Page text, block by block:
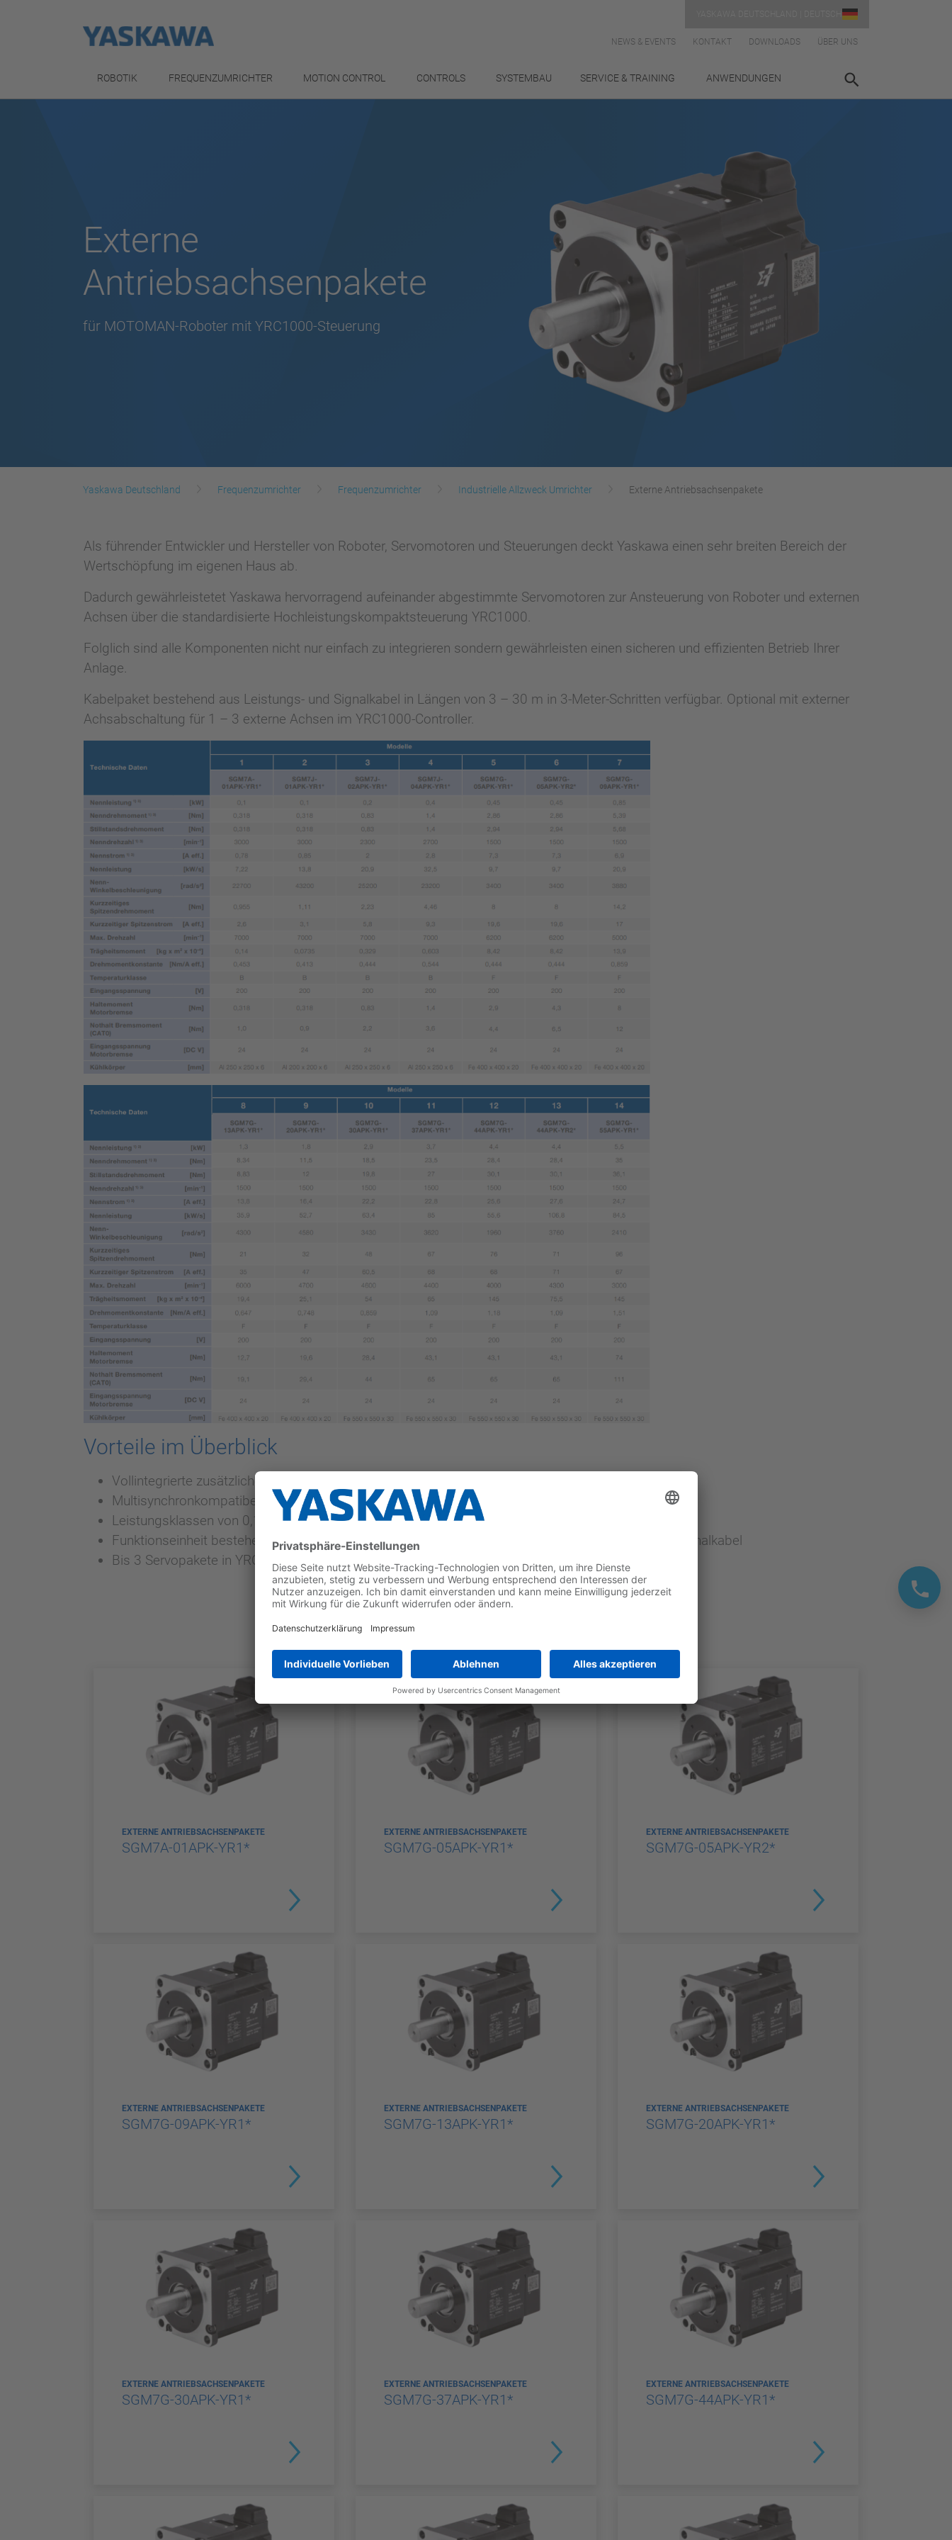
NEWS & EVENTS KONTAKT DOWNLOADS ÜBER UNS
ROBOTIK FREQUENZUMRICHTER MOTION CONTROL CONTROLS SYSTEMBAU SERVICE & TRAINING ANWENDUNGEN
Externe
Antriebsachsenpakete
für MOTOMAN-Roboter mit YRC1000-Steuerung
Yaskawa Deutschland Frequenzumrichter Frequenzumrichter Industrielle Allzweck Umrichter Externe Antriebsachsenpakete
Als führender Entwickler und Hersteller von Roboter, Servomotoren und Steuerungen deckt Yaskawa einen sehr breiten Bereich der
Wertschöpfung im eigenen Haus ab.
Dadurch gewährleistetet Yaskawa hervorragend aufeinander abgestimmte Servomotoren zur Ansteuerung von Roboter und externen
Achsen über die standardisierte Hochleistungskompaktsteuerung YRC1000.
Folglich sind alle Komponenten nicht nur einfach zu integrieren sondern gewährleisten einen sicheren und effizienten Betrieb Ihrer
Anlage.
Kabelpaket bestehend aus Leistungs- und Signalkabel in Längen von 3 – 30 m in 3-Meter-Schritten verfügbar. Optional mit externer
Achsabschaltung für 1 – 3 externe Achsen im YRC1000-Controller.
Vorteile im Überblick
Vollintegrierte zusätzliche Roboterachse
Multisynchronkompatibel
Leistungsklassen von 0,1 – 5,5 kW
Funktionseinheit bestehend aus SGM7-Servomotor, Servo-/Ansteuerpaket sowie Leistungs- und Signalkabel
Bis 3 Servopakete in YRC1000-Steuerung integrierbar
EXTERNE ANTRIEBSACHSENPAKETE
SGM7A-01APK-YR1*
EXTERNE ANTRIEBSACHSENPAKETE
SGM7G-05APK-YR1*
EXTERNE ANTRIEBSACHSENPAKETE
SGM7G-05APK-YR2*
EXTERNE ANTRIEBSACHSENPAKETE
SGM7G-09APK-YR1*
EXTERNE ANTRIEBSACHSENPAKETE
SGM7G-13APK-YR1*
EXTERNE ANTRIEBSACHSENPAKETE
SGM7G-20APK-YR1*
EXTERNE ANTRIEBSACHSENPAKETE
SGM7G-30APK-YR1*
EXTERNE ANTRIEBSACHSENPAKETE
SGM7G-37APK-YR1*
EXTERNE ANTRIEBSACHSENPAKETE
SGM7G-44APK-YR1*